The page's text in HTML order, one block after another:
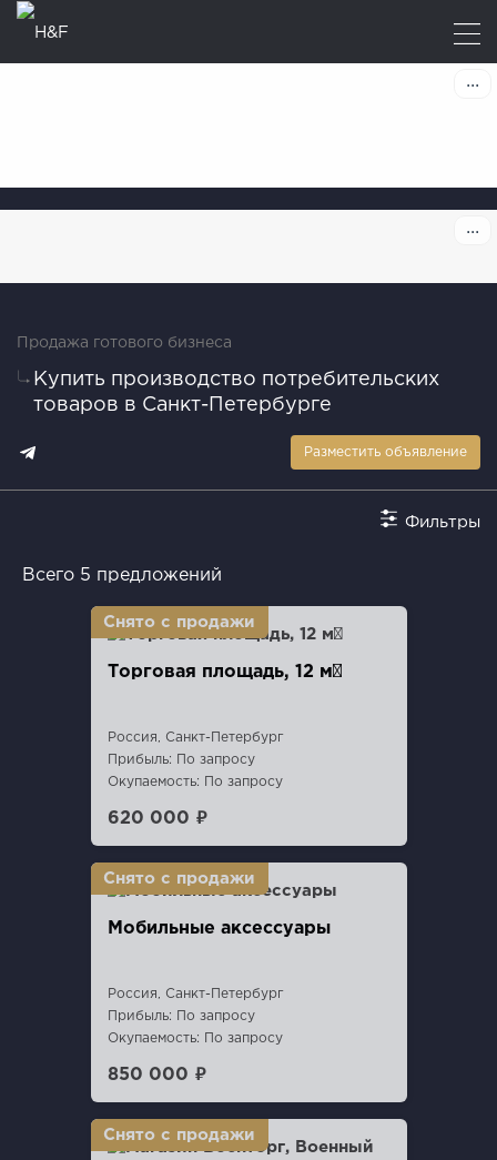
Продажа готового бизнеса
Купить производство потребительских
товаров в Санкт-Петербурге
Разместить объявление
Фильтры
Всего 5 предложений
Торговая площадь, 12 м²
Россия, Санкт-Петербург
Прибыль: По запросу
Окупаемость: По запросу
620 000 ₽
Мобильные аксессуары
Россия, Санкт-Петербург
Прибыль: По запросу
Окупаемость: По запросу
850 000 ₽